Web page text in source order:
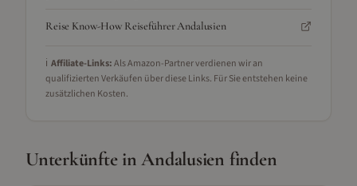
Reise Know-How Reiseführer Andalusien
ℹ️ Affiliate-Links:Als Amazon-Partner verdienen wir an
qualifizierten Verkäufen über diese Links. Für Sie entstehen keine
zusätzlichen Kosten.
Unterkünfte inAndalusien finden